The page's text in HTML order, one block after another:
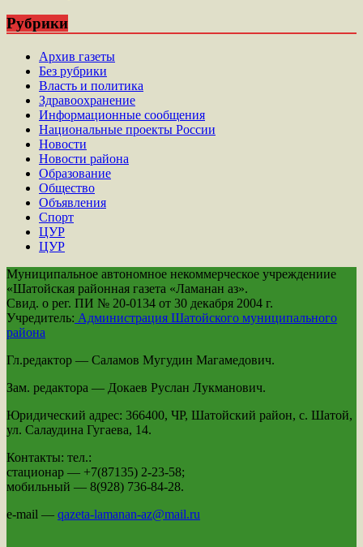
Рубрики
Архив газеты
Без рубрики
Власть и политика
Здравоохранение
Информационные сообщения
Национальные проекты России
Новости
Новости района
Образование
Общество
Объявления
Спорт
ЦУР
ЦУР
Муниципальное автономное некоммерческое учреждениие
«Шатойская районная газета «Ламанан аз».
Свид. о рег. ПИ № 20-0134 от 30 декабря 2004 г.
Учредитель: Администрация Шатойского муниципального
района
Гл.редактор — Саламов Мугудин Магамедович.
Зам. редактора — Докаев Руслан Лукманович.
Юридический адрес: 366400, ЧР, Шатойский район, с. Шатой,
ул. Салаудина Гугаева, 14.
Контакты: тел.:
стационар — +7(87135) 2-23-58;
мобильный — 8(928) 736-84-28.
e-mail — qazeta-lamanan-az@mail.ru